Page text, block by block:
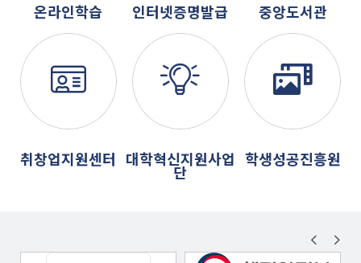
온라인학습 인터넷증명발급 중앙도서관
취창업지원센터 대학혁신지원사업
단
학생성공진흥원